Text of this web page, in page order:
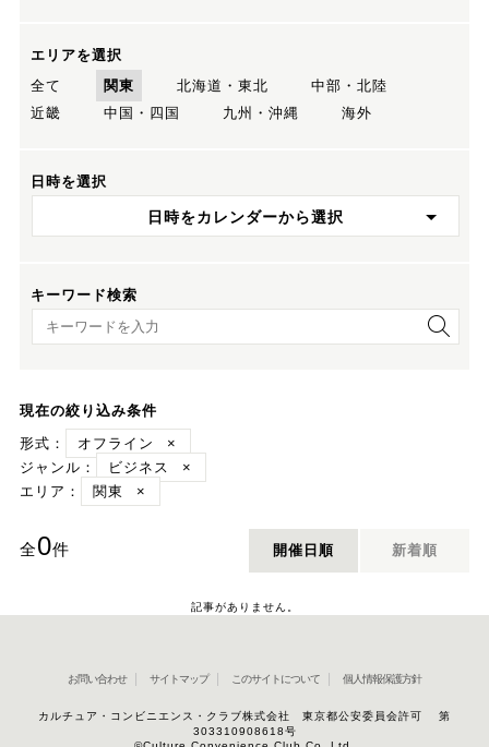
エリアを選択
全て
関東 北海道・東北
中部・北陸
近畿
中国・四国 九州・沖縄 海外
日時を選択
日時をカレンダーから選択
キーワード検索
キーワード検索
現在の絞り込み条件
形式：
オフライン
×
ジャンル：
ビジネス
×
エリア：
関東 ×
全0件 開催日順 新着順
記事がありません。
お問い合わせ サイトマップ このサイトについて 個人情報保護方針
カルチュア・コンビニエンス・クラブ株式会社 東京都公安委員会許可 第
303310908618号